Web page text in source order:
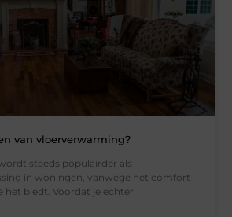
van vloerverwarming?
steeds populairder als
in woningen, vanwege het comfort
het biedt. Voordat je echter